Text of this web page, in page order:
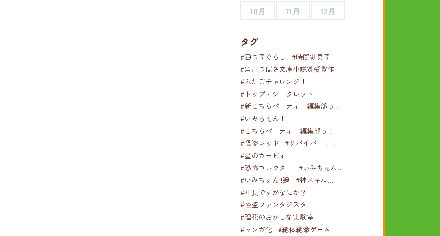
10月
11月 12月
タグ
#四つ子ぐらし
#時間割男子
#角川つばさ文庫小説賞受賞作
#ふたごチャレンジ！
#トップ・シークレット
#新こちらパーティー編集部っ！
#いみちぇん！
#こちらパーティー編集部っ！
#怪盗レッド #サバイバー！！
#星のカービィ
#恐怖コレクター
#いみちぇん!!
#いみちぇん!!廻
#神スキル!!!
#社長ですがなにか？
#怪盗ファンタジスタ
#理花のおかしな実験室
#マンガ化 #絶体絶命ゲーム